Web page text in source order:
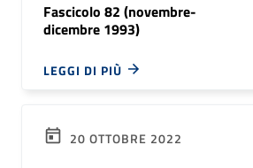
Fascicolo 82 (novembre-
dicembre 1993)
LEGGI DI PIÙ
20 OTTOBRE 2022